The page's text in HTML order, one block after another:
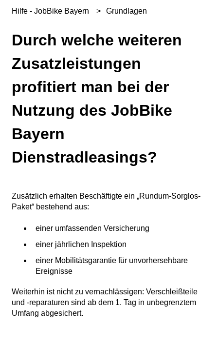
Hilfe - JobBike Bayern Grundlagen
Durch welche weiteren
Zusatzleistungen
profitiert man bei der
Nutzung des JobBike
Bayern
Dienstradleasings?
Zusätzlich erhalten Beschäftigte ein „Rundum-Sorglos-
Paket“ bestehend aus:
einer umfassenden Versicherung
einer jährlichen Inspektion
einer Mobilitätsgarantie für unvorhersehbare
Ereignisse
Weiterhin ist nicht zu vernachlässigen: Verschleißteile
und -reparaturen sind ab dem 1. Tag in unbegrenztem
Umfang abgesichert.